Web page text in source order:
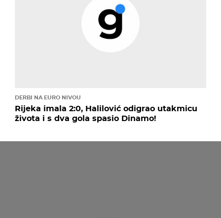
DERBI NA EURO NIVOU
Rijeka imala 2:0, Halilović odigrao utakmicu
života i s dva gola spasio Dinamo!